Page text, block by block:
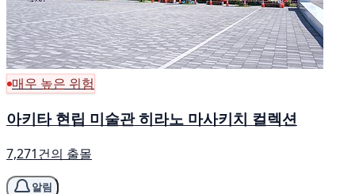
매우 높은 위험
아키타 현립 미술관 히라노 마사키치 컬렉션
7,271건의 출몰
알림